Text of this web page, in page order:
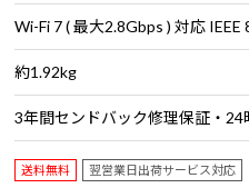
約1.92kg
送料無料 翌営業日出荷サービス対応